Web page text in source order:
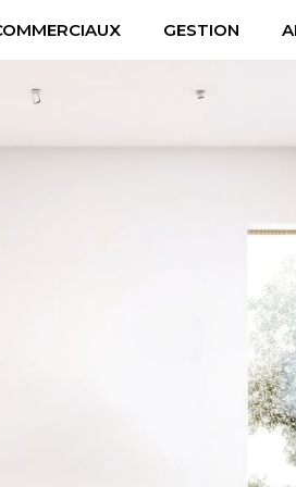
GESTION
4annonces